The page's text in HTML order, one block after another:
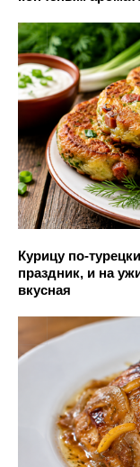
Курицу по-
праздник, и на
вкусная